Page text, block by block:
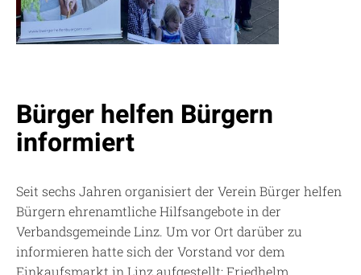
Bürger helfen Bürgern
informiert
Seit sechs Jahren organisiert der Verein Bürger helfen
Bürgern ehrenamtliche Hilfsangebote in der
Verbandsgemeinde Linz. Um vor Ort darüber zu
informieren hatte sich der Vorstand vor dem
Einkaufsmarkt in Linz aufgestellt: Friedhelm